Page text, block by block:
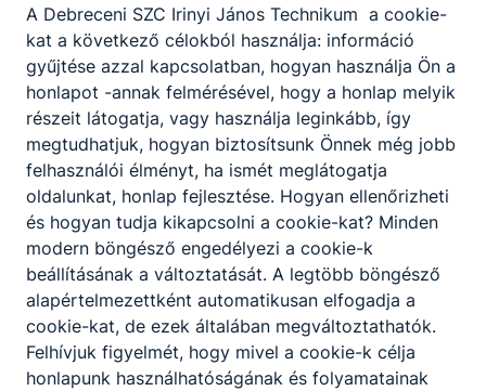
A Debreceni SZC Irinyi János Technikum a cookie-
kat a következő célokból használja: információ
gyűjtése azzal kapcsolatban, hogyan használja Ön a
honlapot -annak felmérésével, hogy a honlap melyik
részeit látogatja, vagy használja leginkább, így
megtudhatjuk, hogyan biztosítsunk Önnek még jobb
felhasználói élményt, ha ismét meglátogatja
oldalunkat, honlap fejlesztése. Hogyan ellenőrizheti
és hogyan tudja kikapcsolni a cookie-kat? Minden
modern böngésző engedélyezi a cookie-k
beállításának a változtatását. A legtöbb böngésző
alapértelmezettként automatikusan elfogadja a
cookie-kat, de ezek általában megváltoztathatók.
Felhívjuk figyelmét, hogy mivel a cookie-k célja
honlapunk használhatóságának és folyamatainak